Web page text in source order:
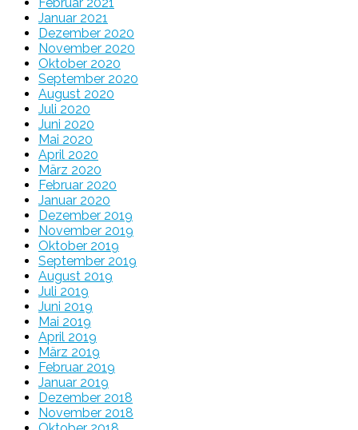
Januar 2021
Dezember 2020
November 2020
Oktober 2020
September 2020
August 2020
Juli 2020
Juni 2020
Mai 2020
April 2020
März 2020
Februar 2020
Januar 2020
Dezember 2019
November 2019
Oktober 2019
September 2019
August 2019
Juli 2019
Juni 2019
Mai 2019
April 2019
März 2019
Februar 2019
Januar 2019
Dezember 2018
November 2018